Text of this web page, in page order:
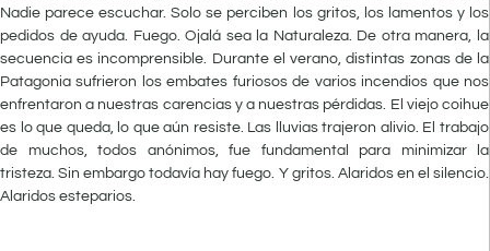
Nadie parece escuchar. Solo se perciben los gritos, los lamentos y los
pedidos de ayuda. Fuego. Ojalá sea la Naturaleza. De otra manera, la
secuencia es incomprensible. Durante el verano, distintas zonas de la
Patagonia sufrieron los embates furiosos de varios incendios que nos
enfrentaron a nuestras carencias y a nuestras pérdidas. El viejo coihue
es lo que queda, lo que aún resiste. Las lluvias trajeron alivio. El trabajo
de muchos, todos anónimos, fue fundamental para minimizar la
tristeza. Sin embargo todavía hay fuego. Y gritos. Alaridos en el silencio.
Alaridos esteparios.